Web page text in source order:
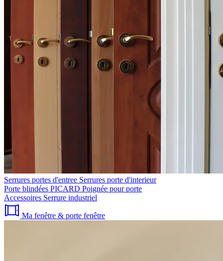
Serrures portes d'entree Serrures porte d'interieur
Porte blindées PICARD Poignée pour porte
Accessoires Serrure industriel
Ma fenêtre & porte fenêtre